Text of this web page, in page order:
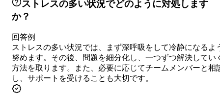
ストレスの多い状況でどのように対処します
か？
回答例
ストレスの多い状況では、まず深呼吸をして冷静になるよ
努めます。その後、問題を細分化し、一つずつ解決してい
方法を取ります。また、必要に応じてチームメンバーと相
し、サポートを受けることも大切です。